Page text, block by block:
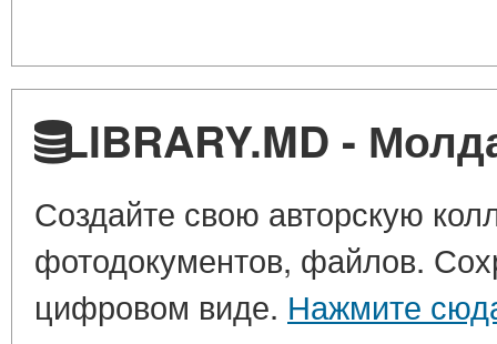
LIBRARY.MD -
Создайте свою авторскую
фотодокументов, файлов.
цифровом виде. Нажмите